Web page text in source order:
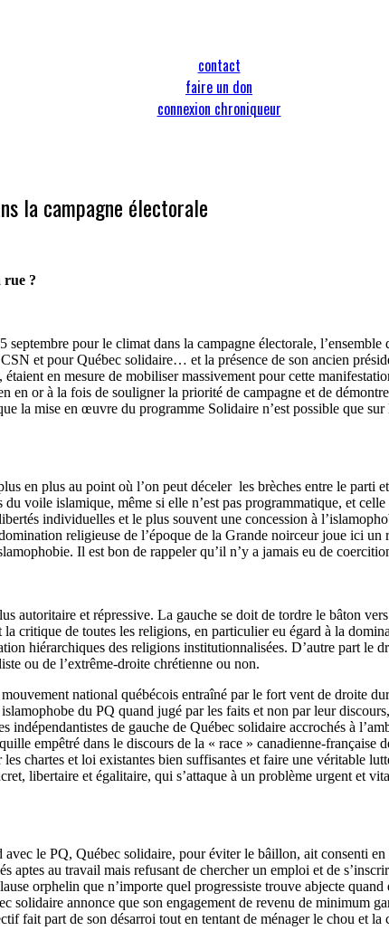
contact
faire un don
connexion chroniqueur
la campagne électorale
rue ?
pour le climat dans la campagne électorale,
et pour Québec solidaire… et la présence de son ancien
en mesure de mobiliser massivement pour cette
en or à la fois de souligner la priorité de campagne et de
la mise en œuvre du programme Solidaire n’est possible que
en plus au point où l’on peut déceler les brèches entre le parti
voile islamique, même si elle n’est pas programmatique, et
individuelles et le plus souvent une concession à
religieuse de l’époque de la Grande noirceur joue ici
Il est bon de rappeler qu’il n’y a jamais eu de
autoritaire et répressive. La gauche se doit de tordre le bâton
critique de toutes les religions, en particulier eu égard à la
hiérarchiques des religions institutionnalisées. D’autre part le
ou de l’extrême-droite chrétienne ou non.
national québécois entraîné par le fort vent de droite
du PQ quand jugé par les faits et non par leur
indépendantistes de gauche de Québec solidaire accrochés à
empêtré dans le discours de la « race » canadienne-
chartes et loi existantes bien suffisantes et faire une véritable
libertaire et égalitaire, qui s’attaque à un problème urgent et
le PQ, Québec solidaire, pour éviter le bâillon, ait consenti
aptes au travail mais refusant de chercher un emploi et de
orphelin que n’importe quel progressiste trouve abjecte
annonce que son engagement de revenu de minimum
fait part de son désarroi tout en tentant de ménager le chou et la